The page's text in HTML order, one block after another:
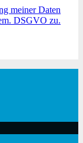
meiner Daten
DSGVO zu.